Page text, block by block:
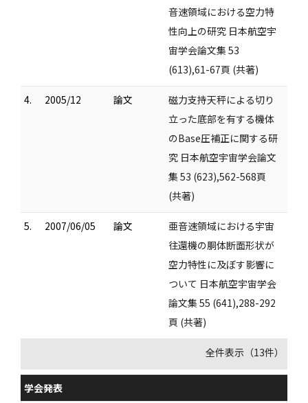
音速領域における空力特
性向上の研究 日本航空宇
宙学会論文集 53
(613),61-67頁 (共著)
4. 2005/12 論文
磁力支持天秤による切り
立った底部を有する機体
のBase圧補正に関する研
究 日本航空宇宙学会論文
集 53 (623),562-568頁
(共著)
5. 2007/06/05 論文
亜音速領域における宇宙
往還機の胴体断面形状が
空力特性に及ぼす影響に
ついて 日本航空宇宙学会
論文集 55 (641),288-292
頁 (共著)
全件表示（13件）
学会発表